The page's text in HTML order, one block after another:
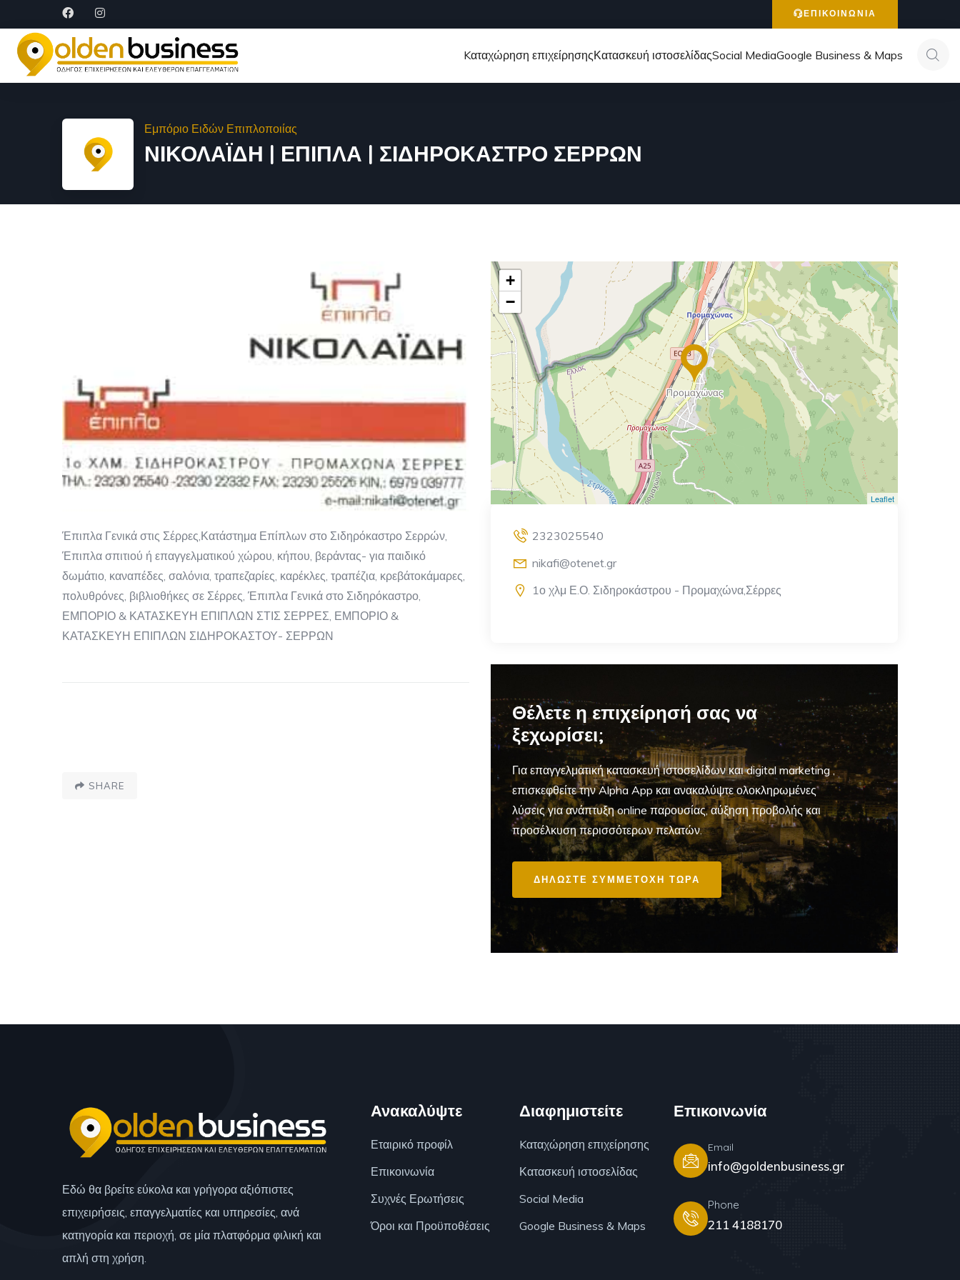
ΕΠΙΚΟΙΝΩΝΙΑ
Kαταχώρηση επιχείρησηςΚατασκευή ιστοσελίδαςSocial MediaGoogle Business & Maps
Εμπόριο Ειδών Επιπλοποιίας
ΝΙΚΟΛΑΪΔΗ | ΕΠΙΠΛΑ | ΣΙΔΗΡΟΚΑΣΤΡΟ ΣΕΡΡΩΝ
Έπιπλα Γενικά στις Σέρρες,Κατάστημα Επίπλων στο Σιδηρόκαστρο Σερρών,
Έπιπλα σπιτιού ή επαγγελματικού χώρου, κήπου, βεράντας- για παιδικό
δωμάτιο, καναπέδες, σαλόνια, τραπεζαρίες, καρέκλες, τραπέζια, κρεβάτοκάμαρες,
πολυθρόνες, βιβλιοθήκες σε Σέρρες, Έπιπλα Γενικά στο Σιδηρόκαστρο,
ΕΜΠΟΡΙΟ & ΚΑΤΑΣΚΕΥΗ ΕΠΙΠΛΩΝ ΣΤΙΣ ΣΕΡΡΕΣ, ΕΜΠΟΡΙΟ &
ΚΑΤΑΣΚΕΥΗ ΕΠΙΠΛΩΝ ΣΙΔΗΡΟΚΑΣΤΟΥ- ΣΕΡΡΩΝ
SHARE
+
−
Leaflet
2323025540
nikafi@otenet.gr
1ο χλμ Ε.Ο. Σιδηροκάστρου - Προμαχώνα,Σέρρες
Θέλετε η επιχείρησή σας να
ξεχωρίσει;
Για επαγγελματικήκατασκευή ιστοσελίδων και digital marketing,
επισκεφθείτε την Alpha App και ανακαλύψτε ολοκληρωμένες
λύσεις για ανάπτυξη online παρουσίας, αύξηση προβολής και
προσέλκυση περισσότερων πελατών.
ΔΗΛΩΣΤΕ ΣΥΜΜΕΤΟΧΗ ΤΩΡΑ
Εδώ θα βρείτε εύκολα και γρήγορα αξιόπιστες
επιχειρήσεις, επαγγελματίες και υπηρεσίες, ανά
κατηγορία και περιοχή, σε μία πλατφόρμα φιλική και
απλή στη χρήση.
Ανακαλύψτε
Εταιρικό προφίλ
Επικοινωνία
Συχνές Ερωτήσεις
Όροι και Προϋποθέσεις
Διαφημιστείτε
Kαταχώρηση επιχείρησης
Κατασκευή ιστοσελίδας
Social Media
Google Business & Maps
Επικοινωνία
Email
info@goldenbusiness.gr
Phone
211 4188170